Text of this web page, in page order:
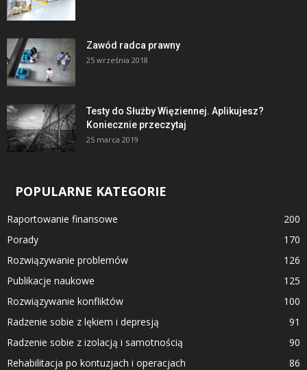
Zawód radca prawny
25 września 2018
Testy do Służby Więziennej. Aplikujesz?
Koniecznie przeczytaj
25 marca 2019
POPULARNE KATEGORIE
Raportowanie finansowe
200
Porady
170
Rozwiązywanie problemów
126
Publikacje naukowe
125
Rozwiązywanie konfliktów
100
Radzenie sobie z lękiem i depresją
91
Radzenie sobie z izolacją i samotnością
90
Rehabilitacja po kontuzjach i operacjach
86